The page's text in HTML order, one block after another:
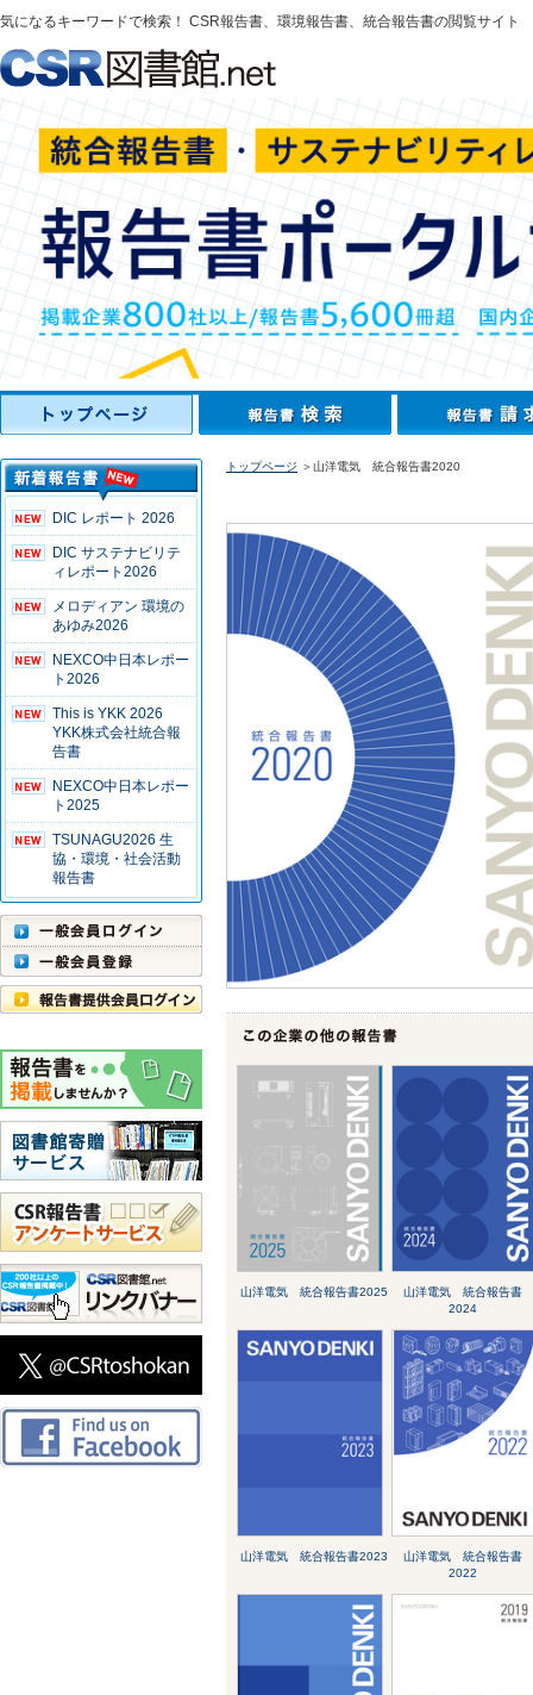
気になるキーワードで検索！ CSR報告書、環境報告書、統合報告書の閲覧サイト
DIC レポート 2026
DIC サステナビリテ
ィレポート2026
メロディアン 環境の
あゆみ2026
NEXCO中日本レポー
ト2026
This is YKK 2026
YKK株式会社統合報
告書
NEXCO中日本レポー
ト2025
TSUNAGU2026 生
協・環境・社会活動
報告書
トップページ ＞山洋電気 統合報告書2020
山洋電気 統合報告書2025
山洋電気 統合報告書
2024
山洋電気 統合報告書2023
山洋電気 統合報告書
2022